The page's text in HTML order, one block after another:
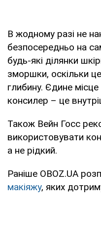
В жодному разі не
безпосередньо на
будь-які ділянки
зморшки, оскільки
глибину. Єдине
консилер – це
Також Вейн Госс
використовувати
а не рідкий.
Раніше OBOZ.UA
макіяжу, яких